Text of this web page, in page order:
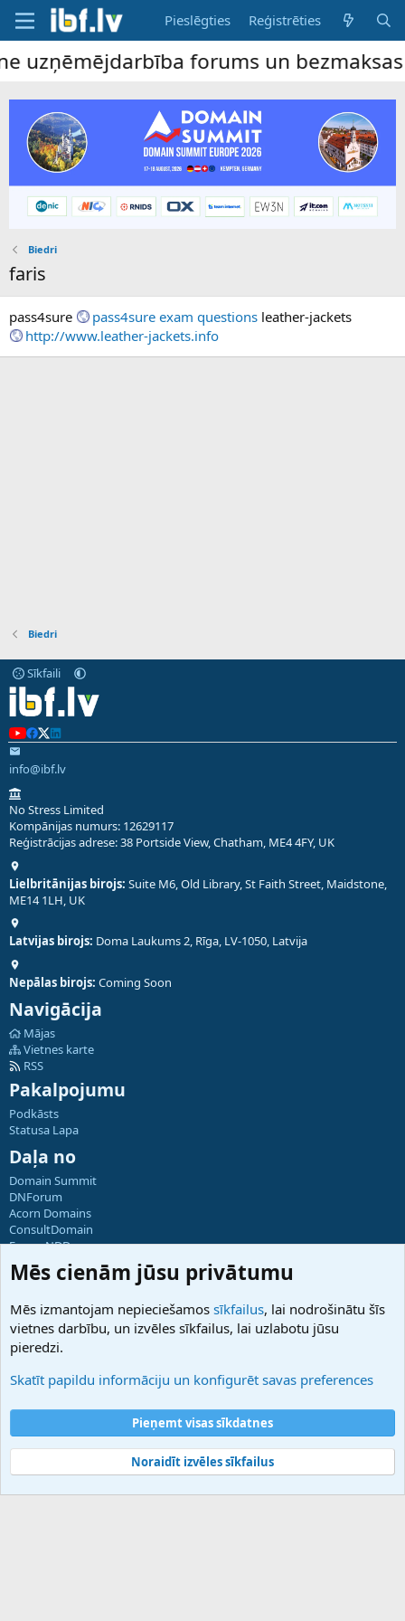
Pieslēgties Reģistrēties
uzņēmējdarbība forums un bezmaksas
Biedri
faris
pass4sure pass4sure exam questions leather-jackets
http://www.leather-jackets.info
Biedri
Sīkfaili
info@ibf.lv
No Stress Limited
Kompānijas numurs: 12629117
Reģistrācijas adrese: 38 Portside View, Chatham, ME4 4FY, UK
Lielbritānijas birojs: Suite M6, Old Library, St Faith Street, Maidstone,
ME14 1LH, UK
Latvijas birojs: Doma Laukums 2, Rīga, LV-1050, Latvija
Nepālas birojs: Coming Soon
Navigācija
Mājas
Vietnes karte
RSS
Pakalpojumu
Podkāsts
Statusa Lapa
Daļa no
Domain Summit
DNForum
Acorn Domains
ConsultDomain
ForumNDD
Domainforum.ro
27.be
Hostmaria
Atbalsts
Palīdzība
Noteikumi un nosacījumi
Privātuma politika
Community platform by XenForo® © 2010-2025 XenForo Ltd.
Mēs cienām jūsu privātumu
Mēs izmantojam nepieciešamos sīkfailus, lai nodrošinātu šīs
vietnes darbību, un izvēles sīkfailus, lai uzlabotu jūsu
pieredzi.
Skatīt papildu informāciju un konfigurēt savas preferences
Pieņemt visas sīkdatnes
Noraidīt izvēles sīkfailus